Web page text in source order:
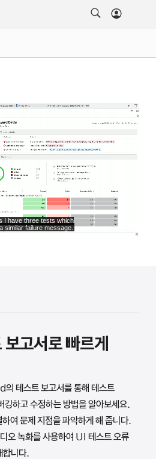
고서로 빠르게
스트 보고서를 통해 테스트
깅하고 수정하는 방법을 알아보세요.
여 문제 지점을 파악하게 해 줍니다.
오 녹화를 사용하여 UI 테스트 오류
합니다.